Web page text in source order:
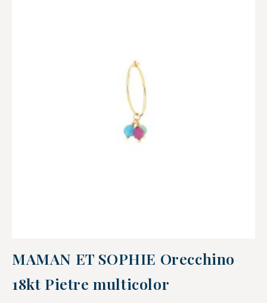
MAMAN ET SOPHIE Orecchino
18kt Pietre multicolor